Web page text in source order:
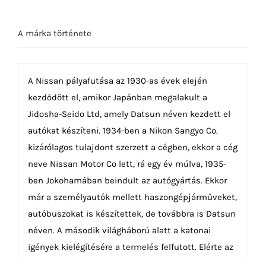
A márka története
A Nissan pályafutása az 1930-as évek elején
kezdődött el, amikor Japánban megalakult a
Jidosha-Seido Ltd, amely Datsun néven kezdett el
autókat készíteni. 1934-ben a Nikon Sangyo Co.
kizárólagos tulajdont szerzett a cégben, ekkor a cég
neve Nissan Motor Co lett, rá egy év múlva, 1935-
ben Jokohamában beindult az autógyártás. Ekkor
már a személyautók mellett haszongépjárműveket,
autóbuszokat is készítettek, de továbbra is Datsun
néven. A második világháború alatt a katonai
igények kielégítésére a termelés felfutott. Elérte az